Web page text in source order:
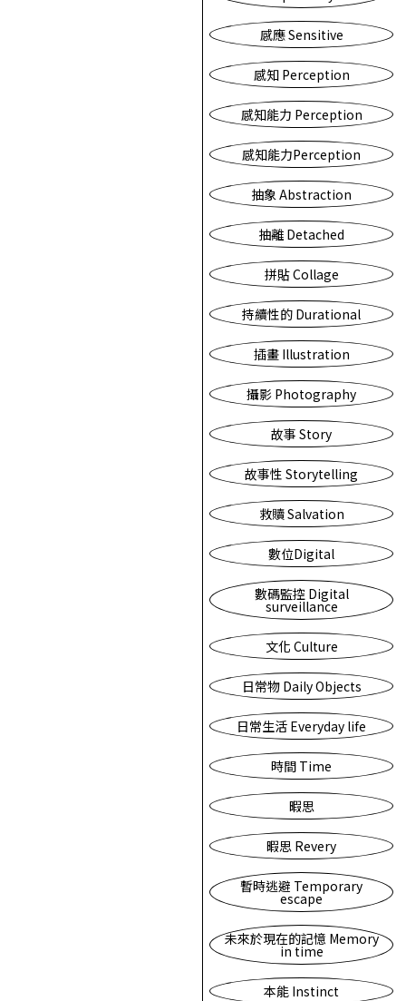
感應 Sensitive
感知 Perception
感知能力 Perception
感知能力Perception
抽象 Abstraction
抽離 Detached
拼貼 Collage
持續性的 Durational
插畫 Illustration
攝影 Photography
故事 Story
故事性 Storytelling
救贖 Salvation
數位Digital
數碼監控 Digital
surveillance
文化 Culture
日常物 Daily Objects
日常生活 Everyday life
時間 Time
暇思
暇思 Revery
暫時逃避 Temporary
escape
未來於現在的記憶 Memory
in time
本能 Instinct